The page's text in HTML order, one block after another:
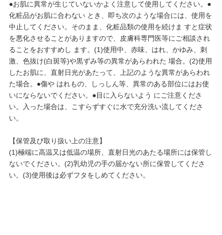
●お肌に異常が生じていないかよく注意して使用してください。●
化粧品がお肌に合わない とき、即ち次のような場合には、使用を
中止してください。そのまま、化粧品類の使用を続けま すと症状
を悪化させることがありますので、皮膚科専門医等にご相談され
ることをおすすめし ます。(1)使用中、赤味、はれ、かゆみ、刺
激、色抜け(白斑等)や黒ずみ等の異常があらわれた 場合。(2)使用
したお肌に、直射日光があたって、上記のような異常があらわれ
た場合。●傷や はれもの、しっしん等、異常のある部位にはお使
いにならないでください。●目に入らないよう にご注意くださ
い。入った場合は、こすらずすぐに水で充分洗い流してくださ
い。
【保管及び取り扱い上の注意】
(1)極端に高温又は低温の場所、直射日光のあたる場所には保管し
ないでください。(2)乳幼児の手の届かない所に保管してくださ
い。(3)使用後は必ずフタをしめてください。